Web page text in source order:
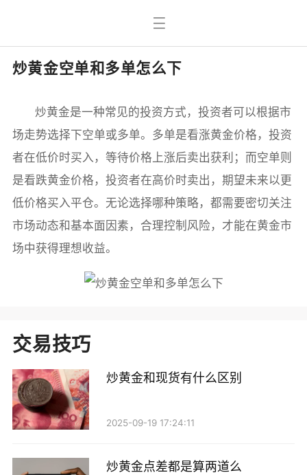
炒黄金空单和多单怎么下
炒黄金是一种常见的投资方式，投资者可以根据市
场走势选择下空单或多单。多单是看涨黄金价格，投资
者在低价时买入，等待价格上涨后卖出获利；而空单则
是看跌黄金价格，投资者在高价时卖出，期望未来以更
低价格买入平仓。无论选择哪种策略，都需要密切关注
市场动态和基本面因素，合理控制风险，才能在黄金市
场中获得理想收益。
交易技巧
炒黄金和现货有什么区别
2025-09-19 17:24:11
炒黄金点差都是算两道么